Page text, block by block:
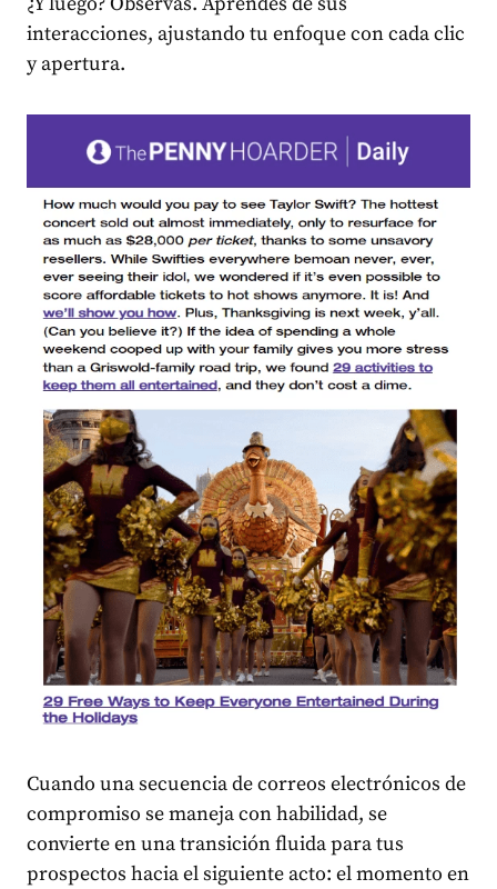
interacciones, ajustando tu enfoque con cada clic
y apertura.
Cuando una secuencia de correos electrónicos de
compromiso se maneja con habilidad, se
convierte en una transición fluida para tus
prospectos hacia el siguiente acto: el momento en